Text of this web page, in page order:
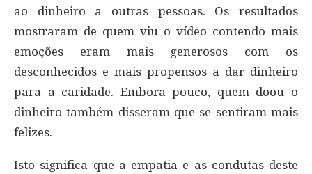
ao dinheiro a outras pessoas. Os resultados
mostraram de quem viu o vídeo contendo mais
emoções eram mais generosos com os
desconhecidos e mais propensos a dar dinheiro
para a caridade. Embora pouco, quem doou o
dinheiro também disseram que se sentiram mais
felizes.
Isto significa que a empatia e as condutas deste